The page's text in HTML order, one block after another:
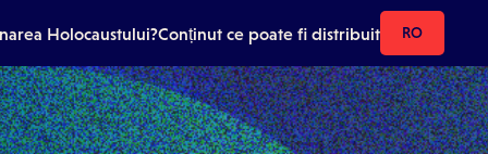
Holocaustului?Conținut ce poate fi distribuit RO